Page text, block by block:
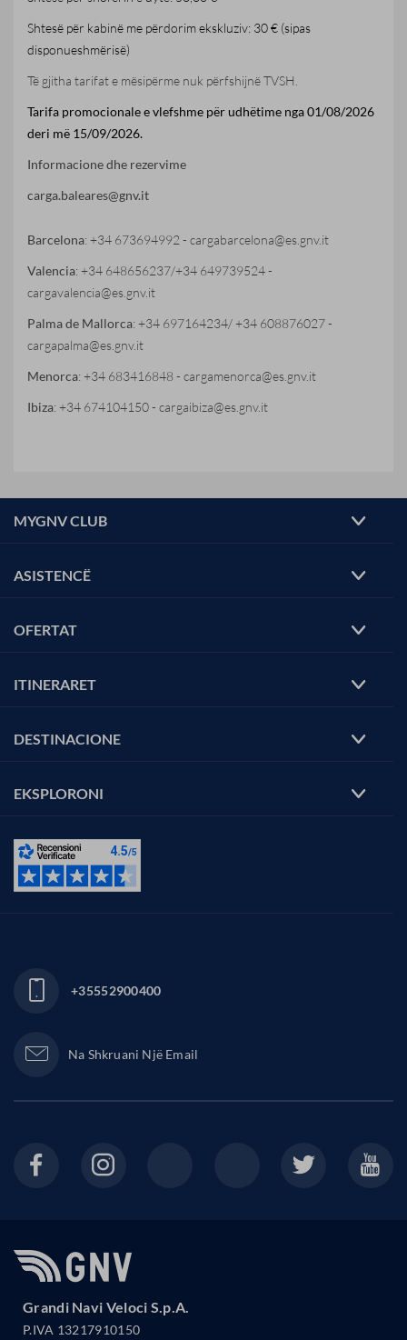
Shtesë për kabinë me përdorim ekskluziv: 30 € (sipas
disponueshmërisë)
Të gjitha tarifat e mësipërme nuk përfshijnë TVSH.
Tarifa promocionale e vlefshme për udhëtime nga 01/08/2026
deri më 15/09/2026.
Informacione dhe rezervime
carga.baleares@gnv.it
Barcelona: +34 673694992 - cargabarcelona@es.gnv.it
Valencia: +34 648656237/+34 649739524 -
cargavalencia@es.gnv.it
Palma de Mallorca: +34 697164234/ +34 608876027 -
cargapalma@es.gnv.it
Menorca: +34 683416848 - cargamenorca@es.gnv.it
Ibiza: +34 674104150 - cargaibiza@es.gnv.it
MYGNV CLUB
ASISTENCË
OFERTAT
ITINERARET
DESTINACIONE
EKSPLORONI
+35552900400
Na Shkruani Një Email
Grandi Navi Veloci S.p.A.
P.IVA 13217910150